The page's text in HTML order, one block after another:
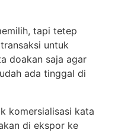
tapi tetep
untuk
doakan saja agar
ada tinggal di
komersialisasi kata
di ekspor ke